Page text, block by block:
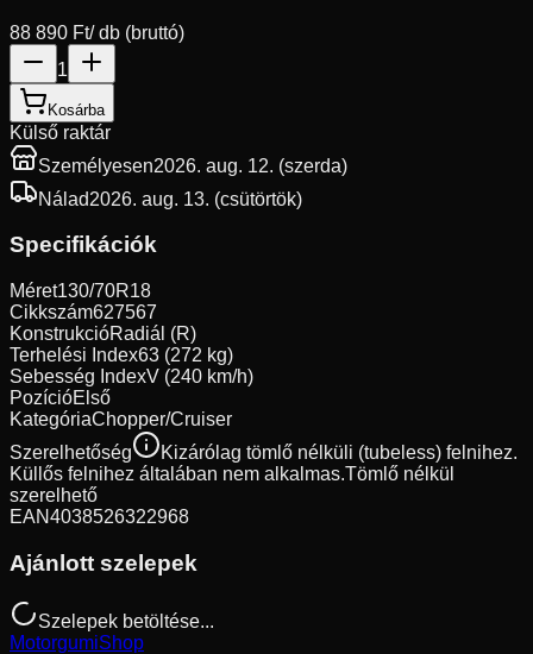
88 890 Ft/ db (bruttó)
1
Kosárba
Külső raktár
Személyesen2026. aug. 12. (szerda)
Nálad2026. aug. 13. (csütörtök)
Specifikációk
Méret130/70R18
Cikkszám627567
KonstrukcióRadiál (R)
Terhelési Index63 (272 kg)
Sebesség IndexV (240 km/h)
PozícióElső
KategóriaChopper/Cruiser
Szerelhetőség
Kizárólag tömlő nélküli (tubeless) felnihez.
Küllős felnihez általában nem alkalmas.Tömlő nélkül
szerelhető
EAN4038526322968
Ajánlott szelepek
Szelepek betöltése...
MotorgumiShop